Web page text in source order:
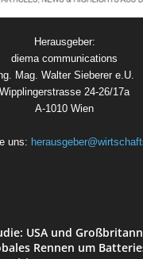
Herausgeber:
diema communications
Mag. Walter Sieberer e.U.
Wipplingerstrasse 24-26/17a
A-1010 Wien
uns:
USA und
Rennen um